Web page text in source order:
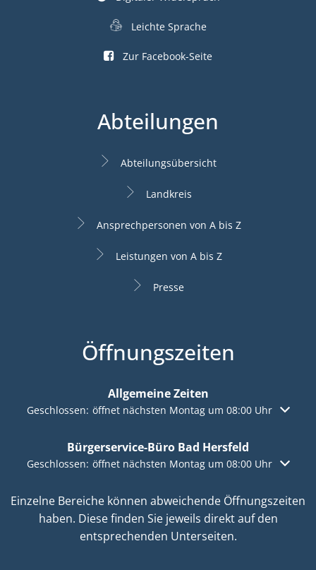
Leichte Sprache
Zur Facebook-Seite
Abteilungen
Abteilungsübersicht
Landkreis
Ansprechpersonen von A bis Z
Leistungen von A bis Z
Presse
Öffnungszeiten
Allgemeine Zeiten
Klicken, um weitere Öffnungs- oder Schließzeiten
Geschlossen: öffnet nächsten Montag um 08:00 Uhr
Bürgerservice-Büro Bad Hersfeld
Klicken, um weitere Öffnungs- oder Schließzeiten
Geschlossen: öffnet nächsten Montag um 08:00 Uhr
Einzelne Bereiche können abweichende Öffnungszeiten
haben. Diese finden Sie jeweils direkt auf den
entsprechenden Unterseiten.